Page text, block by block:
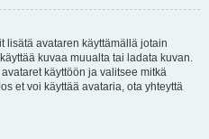
lisätä avataren käyttämällä jotain
kuvaa muualta tai ladata kuvan.
käyttöön ja valitsee mitkä
et voi käyttää avataria, ota yhteyttä